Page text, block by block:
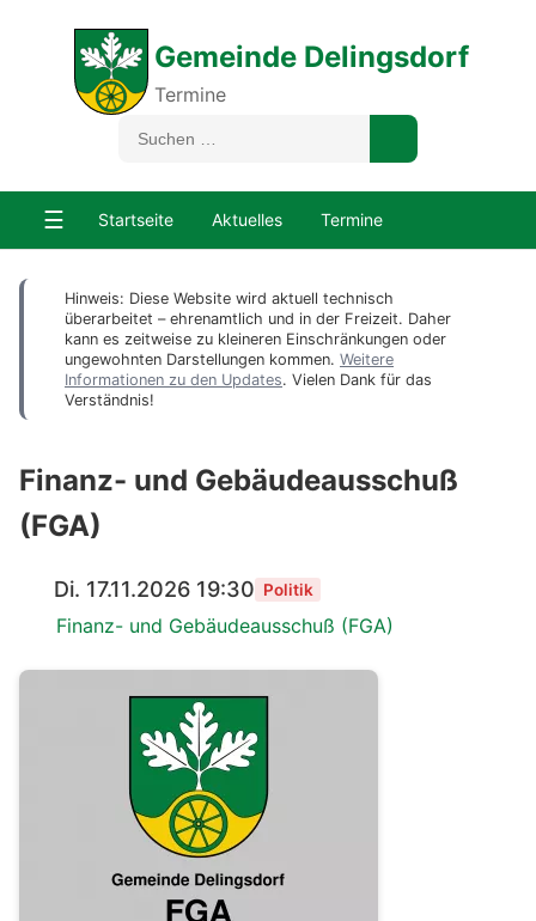
Gemeinde Delingsdorf
Termine
☰ Startseite Aktuelles Termine
Hinweis: Diese Website wird aktuell technisch
überarbeitet – ehrenamtlich und in der Freizeit. Daher
kann es zeitweise zu kleineren Einschränkungen oder
ungewohnten Darstellungen kommen. Weitere
Informationen zu den Updates. Vielen Dank für das
Verständnis!
Finanz- und Gebäudeausschuß
(FGA)
Di. 17.11.2026 19:30 Politik
Finanz- und Gebäudeausschuß (FGA)